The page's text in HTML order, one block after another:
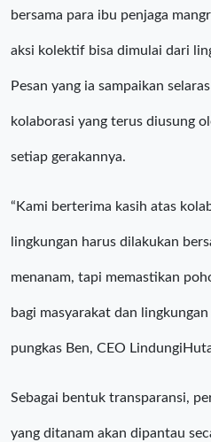
bersama para ibu penjaga
aksi kolektif bisa dimulai dari
Pesan yang ia sampaikan
kolaborasi yang terus diusung
setiap gerakannya.
“Kami berterima kasih atas
lingkungan harus dilakukan
menanam, tapi memastikan
bagi masyarakat dan lingkungan
pungkas Ben, CEO
Sebagai bentuk transparansi,
yang ditanam akan dipantau